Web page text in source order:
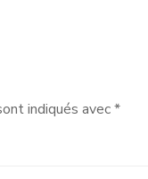
indiqués avec*